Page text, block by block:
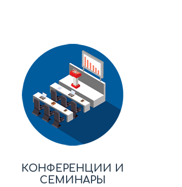
КОНФЕРЕНЦИИ И
СЕМИНАРЫ